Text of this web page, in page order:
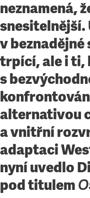
neznamená,
snesitelnější.
v
trpící, ale i ti,
s
alternativou
a vnitřní
adaptaci
nyní uvedlo
pod titulem